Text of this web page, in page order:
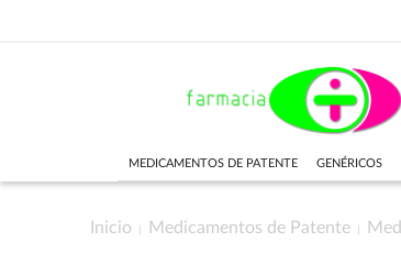
MEDICAMENTOS DE PATENTE GENÉRICOS
Inicio Medicamentos de Patente